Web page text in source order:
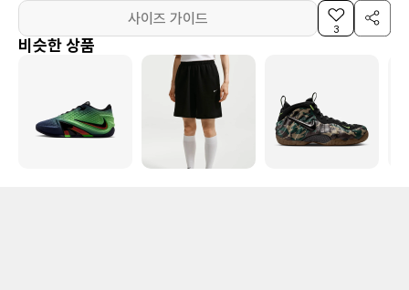
사이즈 가이드
3
비슷한 상품